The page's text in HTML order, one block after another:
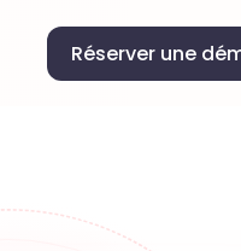
Réserver une